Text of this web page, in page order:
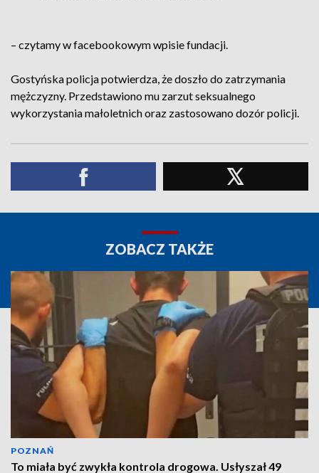
– czytamy w facebookowym wpisie fundacji.
Gostyńska policja potwierdza, że doszło do zatrzymania
mężczyzny. Przedstawiono mu zarzut seksualnego
wykorzystania małoletnich oraz zastosowano dozór policji.
ZOBACZ TAKŻE
POZNAŃ
To miała być zwykła kontrola drogowa. Usłyszał 49